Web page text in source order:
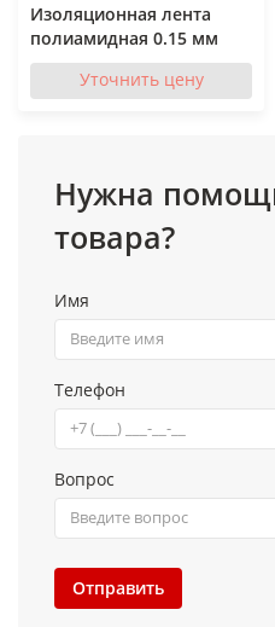
Изоляционная лента
полиамидная 0.15 мм
Уточнить цену
Нужна
товара?
Имя
Телефон
Вопрос
Отправить